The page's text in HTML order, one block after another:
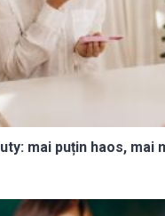
mai puțin haos, mai